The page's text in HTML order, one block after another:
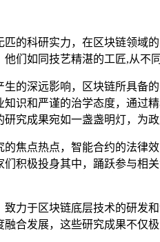
的科研实力，在区块链领
们如同技艺精湛的工匠,从不
的深远影响，区块链所具备
识和严谨的治学态度，通
究成果宛如一盏盏明灯，为
焦点热点，智能合约的法
积极投身其中，踊跃参与相
力于区块链底层技术的研
合发展，这些研究成果不